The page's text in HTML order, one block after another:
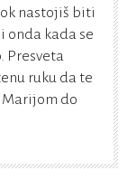
nastojiš biti
onda kada se
Presveta
ruku da te
Marijom do